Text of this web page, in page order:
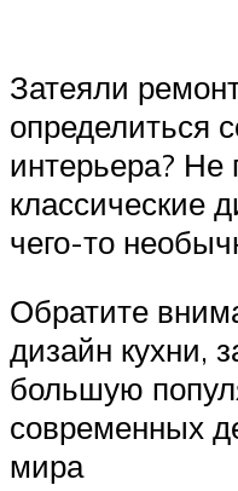
Затеяли
определиться
интерьера? Не
классические
чего-то
Обратите
дизайн кухни,
большую
современных
мира